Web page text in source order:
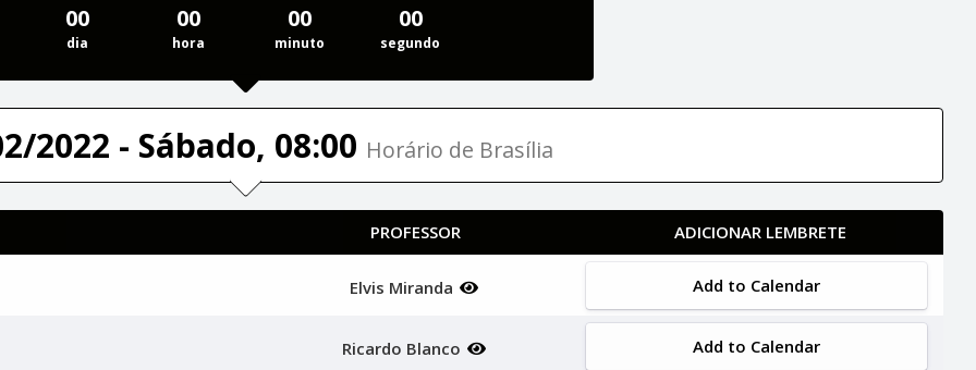
00
dia
00
hora
00
minuto
00
segundo
2022 - Sábado, 08:00 Horário de Brasília
PROFESSOR ADICIONAR LEMBRETE
Elvis Miranda Add to Calendar
Ricardo Blanco Add to Calendar